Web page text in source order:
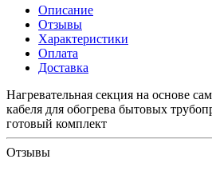
Описание
Отзывы
Характеристики
Оплата
Доставка
Нагревательная секция на основе
кабеля для обогрева бытовых
готовый комплект
Отзывы